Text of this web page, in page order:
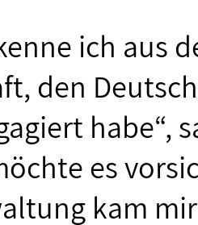
ich aus
den
es
kam